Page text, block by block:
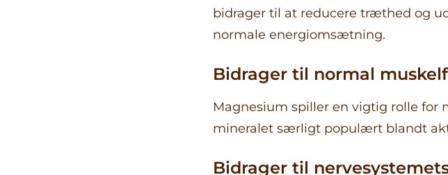
bidrager til at reducere træthed og
normale energiomsætning.
Bidrager til normal
Magnesium spiller en vigtig rolle for
mineralet særligt populært blandt
Bidrager til